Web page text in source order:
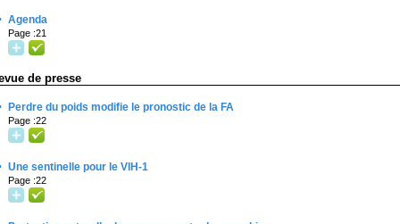
Agenda
Page :21
de presse
Perdre du poids modifie le pronostic de la FA
Page :22
Une sentinelle pour le VIH-1
Page :22